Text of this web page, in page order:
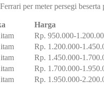
per meter persegi beserta
Harga
Rp. 950.000-
Rp. 1.200.000-
Rp. 1.450.000-
Rp. 1.700.000-
Rp. 1.950.000-